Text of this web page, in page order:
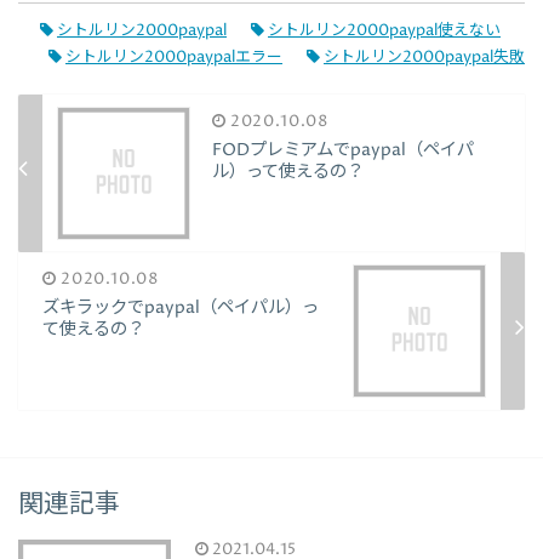
シトルリン2000paypal
シトルリン2000paypal使えない
シトルリン2000paypalエラー
シトルリン2000paypal失敗
2020.10.08
FODプレミアムでpaypal（ペイパ
ル）って使えるの？
2020.10.08
ズキラックでpaypal（ペイパル）っ
て使えるの？
関連記事
2021.04.15